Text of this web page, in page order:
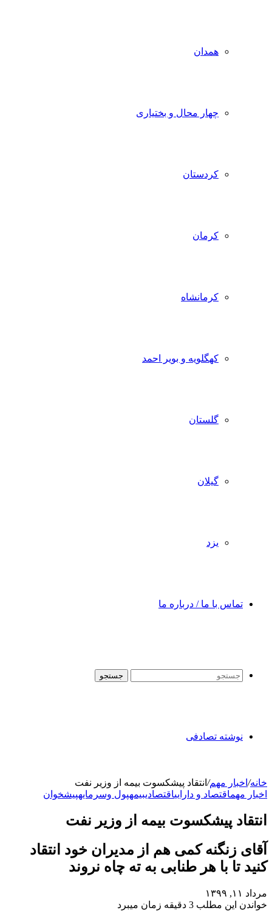
همدان
چهار محال و بختیاری
کردستان
کرمان
کرمانشاه
کهگلویه و بویر احمد
گلستان
گیلان
یزد
تماس با ما / درباره ما
جستجو
نوشته تصادفی
خانه/ اخبار مهم/ انتقاد پیشکسوت بیمه از وزیر نفت
اخبار مهماقتصاد و داراییاقتصادیبیمهپول وسرمایهپیشخوان
انتقاد پیشکسوت بیمه از وزیر نفت
آقای زنگنه کمی هم از مدیران خود انتقاد
کنید تا با هر طنابی به ته چاه نروند
مرداد ۱۱, ۱۳۹۹
خواندن این مطلب 3 دقیقه زمان میبرد